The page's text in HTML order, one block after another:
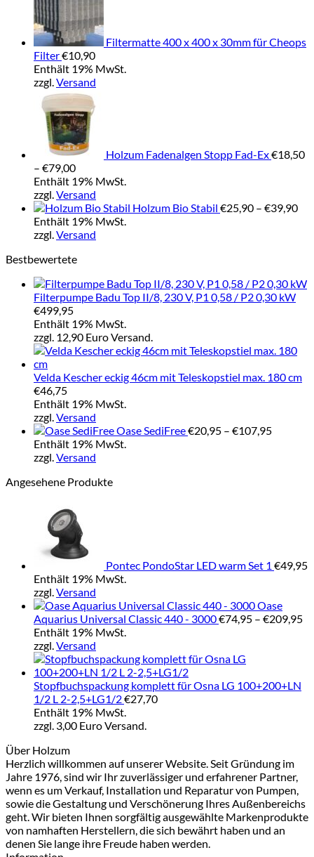
Filtermatte 400 x 400 x 30mm für Cheops
Filter€10,90
Enthält 19% MwSt.
zzgl.Versand
Holzum Fadenalgen Stopp Fad-Ex€18,50
– €79,00Preisspanne:
€18,50
bis
€79,00
Enthält 19% MwSt.
zzgl.Versand
Holzum Bio Stabil €25,90 – €39,90
Enthält 19% MwSt.
zzgl.Versand
Bestbewertete
Filterpumpe Badu Top II/8, 230 V, P1 0,58 / P2 0,30 kW
€499,95
Enthält 19% MwSt.
zzgl. 12,90 Euro Versand.
Velda Kescher eckig 46cm mit Teleskopstiel max. 180 cm
€46,75
Enthält 19% MwSt.
zzgl.Versand
Oase SediFree€20,95 – €107,95
Enthält 19% MwSt.
zzgl.Versand
Angesehene Produkte
Pontec PondoStar LED warm Set 1 €49,95
Enthält 19% MwSt.
zzgl.Versand
Oase
Aquarius Universal Classic 440 - 3000€74,95 – €209,95
Enthält 19% MwSt.
zzgl.Versand
Stopfbuchspackung komplett für Osna LG 100+200+LN
1/2 L 2-2,5+LG1/2€27,70
Enthält 19% MwSt.
zzgl. 3,00 Euro Versand.
Über Holzum
Herzlich willkommen auf unserer Website. Seit Gründung im
Jahre 1976, sind wir Ihr zuverlässiger und erfahrener Partner,
wenn es um Verkauf, Installation und Reparatur von Pumpen,
sowie die Gestaltung und Verschönerung Ihres Außenbereichs
geht. Wir bieten Ihnen sorgfältig ausgewählte Markenprodukte
von namhaften Herstellern, die sich bewährt haben und an
denen Sie lange ihre Freude haben werden.